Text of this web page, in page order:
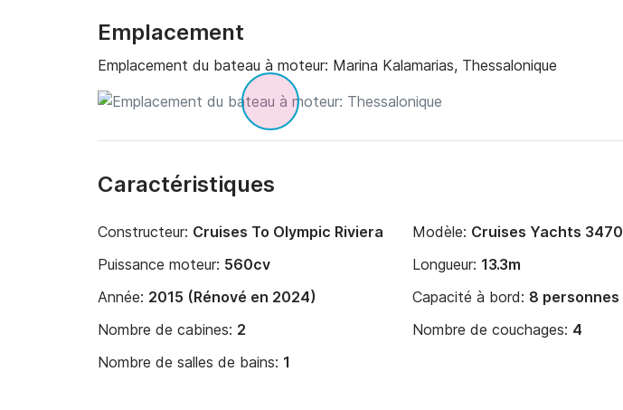
Emplacement
Emplacement du bateau à moteur: Marina Kalamarias, Thessalonique
Caractéristiques
Constructeur: Cruises To Olympic Riviera Modèle: Cruises Yachts 3470
Puissance moteur: 560cv Longueur: 13.3m
Année: 2015 (Rénové en 2024) Capacité à bord: 8 personnes
Nombre de cabines: 2 Nombre de couchages: 4
Nombre de salles de bains: 1